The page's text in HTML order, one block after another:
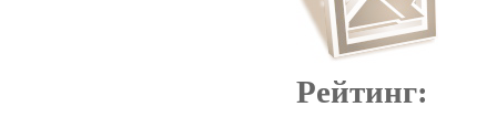
Рейтинг: